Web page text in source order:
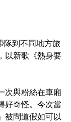
隊到不同地方旅
以新歌《熱身要
次與粉絲在車廂
好奇怪。今次當
被問道假如可以